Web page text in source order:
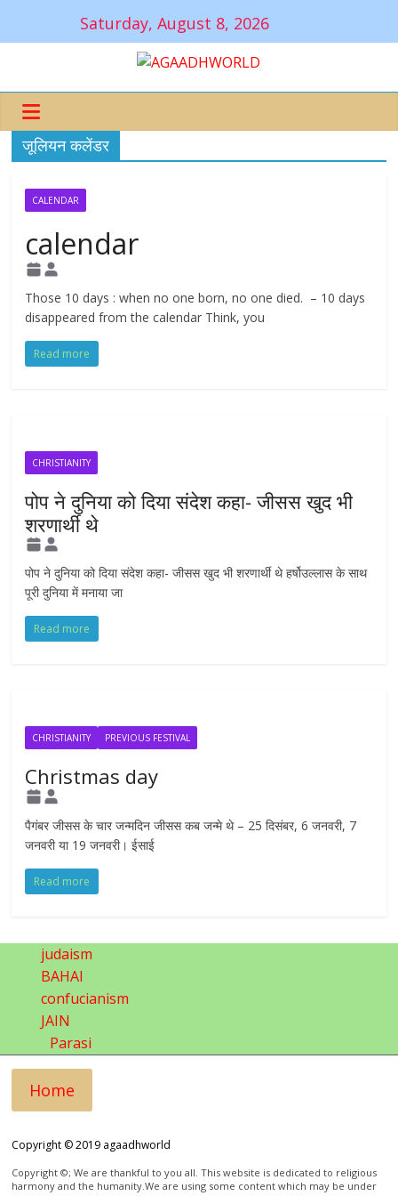
Saturday, August 8, 2026
जूलियन कलेंडर
CALENDAR
calendar
Those 10 days : when no one born, no one died. – 10 days
disappeared from the calendar Think, you
Read more
CHRISTIANITY
पोप ने दुनिया को दिया संदेश कहा- जीसस खुद भी
शरणार्थी थे
पोप ने दुनिया को दिया संदेश कहा- जीसस खुद भी शरणार्थी थे हर्षोउल्लास के साथ
पूरी दुनिया में मनाया जा
Read more
CHRISTIANITY PREVIOUS FESTIVAL
Christmas day
पैगंबर जीसस के चार जन्मदिन जीसस कब जन्मे थे – 25 दिसंबर, 6 जनवरी, 7
जनवरी या 19 जनवरी। ईसाई
Read more
judaism
BAHAI
confucianism
JAIN
Parasi
Home
Copyright © 2019 agaadhworld
Copyright ©; We are thankful to you all. This website is dedicated to religious
harmony and the humanity.We are using some content which may be under